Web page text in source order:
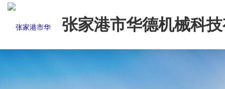
张家港市华德机械科
司